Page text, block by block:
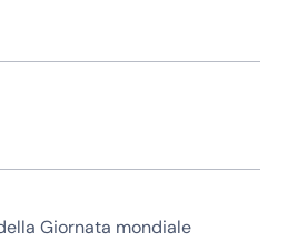
Giornata mondiale